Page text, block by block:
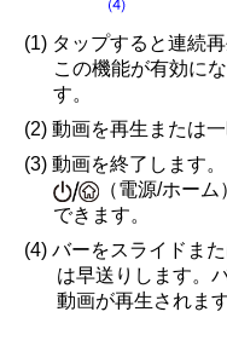
(1) タップすると連続再
この機能が有効に
す。
(2) 動画を再生または一
(3) 動画を終了します。
（電源/ホー
できます。
(4) バーをスライドま
は早送りします。
動画が再生されます